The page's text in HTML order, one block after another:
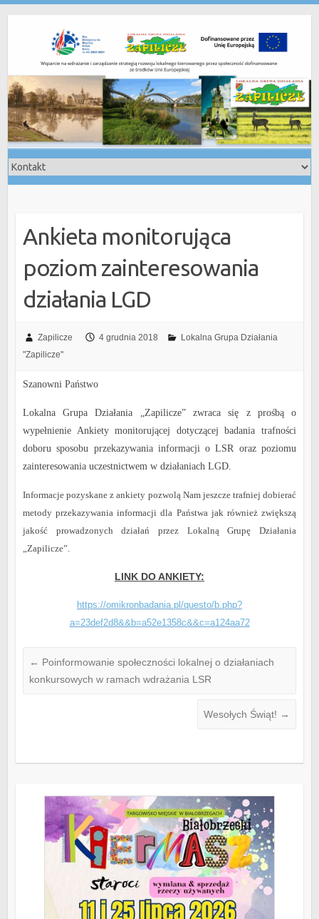
Ankieta monitorująca
poziom zainteresowania
działania LGD
Zapilicze 4 grudnia 2018
Lokalna Grupa Działania
"Zapilicze"
Szanowni Państwo
Lokalna Grupa Działania „Zapilicze” zwraca się z prośbą o
wypełnienie Ankiety monitorującej dotyczącej badania trafności
doboru sposobu przekazywania informacji o LSR oraz poziomu
zainteresowania uczestnictwem w działaniach LGD.
Informacje pozyskane z ankiety pozwolą Nam jeszcze trafniej dobierać
metody przekazywania informacji dla Państwa jak również zwiększą
jakość prowadzonych działań przez Lokalną Grupę Działania
„Zapilicze”.
LINK DO ANKIETY:
https://omikronbadania.pl/questo/b.php?
a=23def2d8&&b=a52e1358c&&c=a124aa72
← Poinformowanie społeczności lokalnej o działaniach
konkursowych w ramach wdrażania LSR
Wesołych Świąt! →